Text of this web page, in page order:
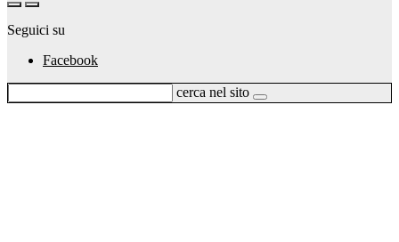
Seguici su
Facebook
cerca nel sito